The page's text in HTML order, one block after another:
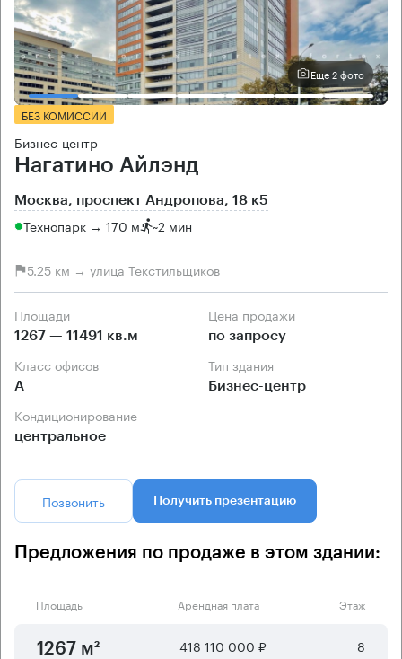
Еще 2 фото
БЕЗ КОМИССИИ
Бизнес-центр
Нагатино Айлэнд
Москва, проспект Андропова, 18 к5
Технопарк → 170 м ~2 мин
5.25 км → улица Текстильщиков
Площади
1267 — 11491 кв.м
Цена продажи
по запросу
Класс офисов
А
Тип здания
Бизнес-центр
Кондиционирование
центральное
Позвонить Получить презентацию
Предложения по продаже в этом здании:
Площадь Арендная плата Этаж
1267 м² 418 110 000 ₽ 8